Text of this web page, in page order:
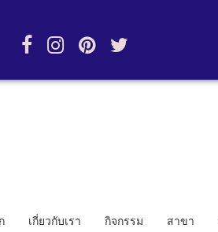
เกี่ยวกับเรา กิจกรรม สาขา